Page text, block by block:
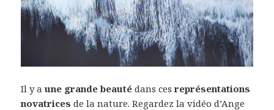
Il y aune grande beauté dans cesreprésentations
novatrices de la nature. Regardez la vidéo d’Ange